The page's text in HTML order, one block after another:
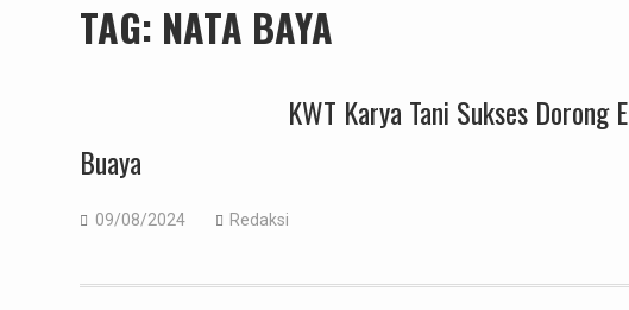
TAG: NATA BAYA
KWT Karya Tani Sukses Dorong
Buaya
09/08/2024 Redaksi